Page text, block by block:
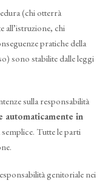
(chi otterrà
all’istruzione, chi
pratiche della
sono stabilite dalle leggi
sulla responsabilità
automaticamente in
Tutte le parti
genitoriale nei